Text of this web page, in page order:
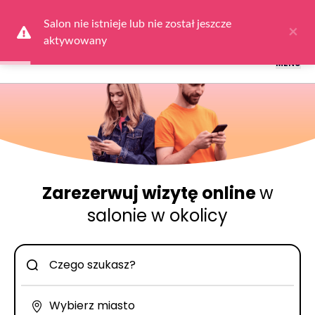
wybierzZaloguj się
MENU
Zarezerwuj wizytę onlinew
salonie w okolicy
Salon nie istnieje lub nie został jeszcze
aktywowany
×